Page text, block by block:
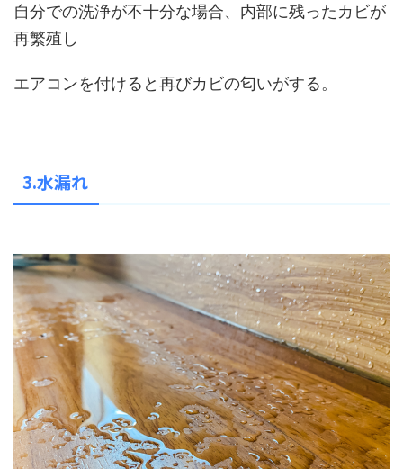
自分での洗浄が不十分な場合、内部に残ったカビが
再繁殖し
エアコンを付けると再びカビの匂いがする。
3.水漏れ